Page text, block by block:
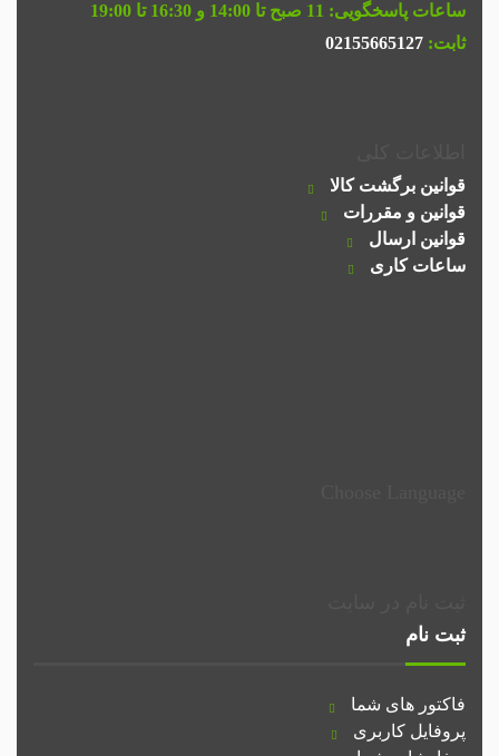
ساعات پاسخگویی:
ثابت: 02155665127
قوانین برگشت کالا
قوانین و مقررات
قوانین ارسال
ساعات کاری
ثبت نام
فاکتور های شما
پروفایل کاربری